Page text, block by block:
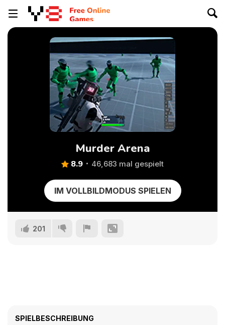
Murder Arena
8.9 46,683 mal gespielt
IM VOLLBILDMODUS SPIELEN
201
SPIELBESCHREIBUNG